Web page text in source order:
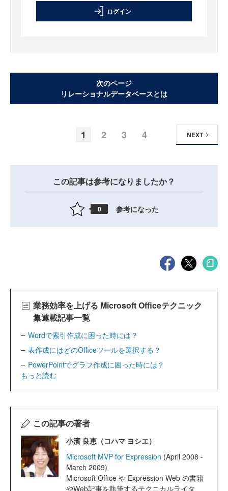
ログイン
次のページ
リレーショナルデータベースとは
1 2 3 4 NEXT
この記事は参考になりましたか？
0 参考になった
業務効率を上げる Microsoft Officeテクニック
集連載記事一覧
Wordで索引作成に困った時には？
表作成にはどのOfficeツールを選択する？
PowerPointでグラフ作成に困った時には？
もっと読む
この記事の著者
小濱 良恵（コハマ ヨシエ）
Microsoft MVP for Expression (April 2008 -
March 2009)
Microsoft Office や Expression Web の書籍
やWeb記事を執筆するテクニカルライタ